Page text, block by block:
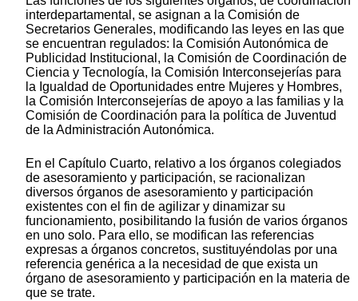
interdepartamental, se asignan a la Comisión de
Secretarios Generales, modificando las leyes en las que
se encuentran regulados: la Comisión Autonómica de
Publicidad Institucional, la Comisión de Coordinación de
Ciencia y Tecnología, la Comisión Interconsejerías para
la Igualdad de Oportunidades entre Mujeres y Hombres,
la Comisión Interconsejerías de apoyo a las familias y la
Comisión de Coordinación para la política de Juventud
de la Administración Autonómica.
En el Capítulo Cuarto, relativo a los órganos colegiados
de asesoramiento y participación, se racionalizan
diversos órganos de asesoramiento y participación
existentes con el fin de agilizar y dinamizar su
funcionamiento, posibilitando la fusión de varios órganos
en uno solo. Para ello, se modifican las referencias
expresas a órganos concretos, sustituyéndolas por una
referencia genérica a la necesidad de que exista un
órgano de asesoramiento y participación en la materia de
que se trate.